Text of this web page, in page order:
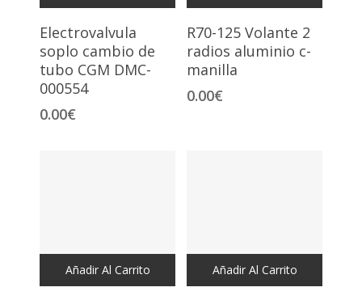
Electrovalvula
soplo cambio de
tubo CGM DMC-
000554
0.00€
R70-125 Volante 2
radios aluminio c-
manilla
0.00€
Añadir Al Carrito Añadir Al Carrito